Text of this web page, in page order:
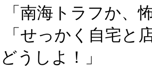
南海トラフか、
せっかく自宅と
うしよ！」